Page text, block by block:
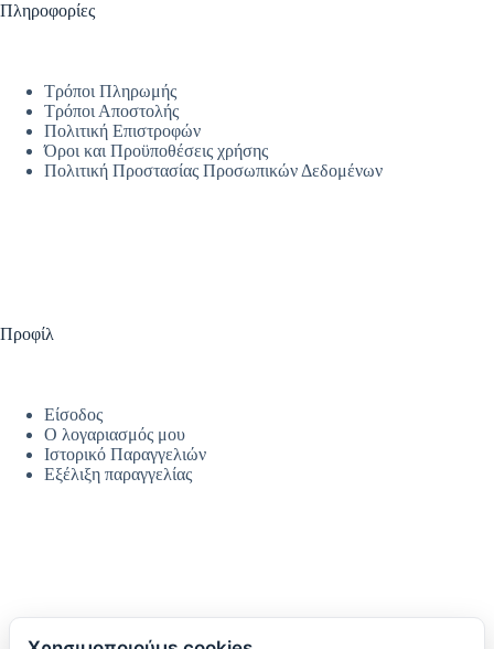
Πληροφορίες
Τρόποι Πληρωμής
Τρόποι Αποστολής
Πολιτική Επιστροφών
Όροι και Προϋποθέσεις χρήσης
Πολιτική Προστασίας Προσωπικών Δεδομένων
Προφίλ
Είσοδος
Ο λογαριασμός μου
Ιστορικό Παραγγελιών
Εξέλιξη παραγγελίας